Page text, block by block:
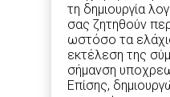
τη δημιουργία
σας ζητηθούν
ωστόσο τα
εκτέλεση της
σήμανση
Επίσης,